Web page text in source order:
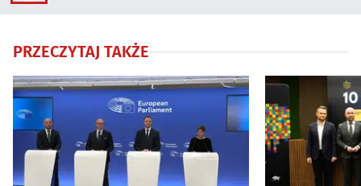
PRZECZYTAJ TAKŻE